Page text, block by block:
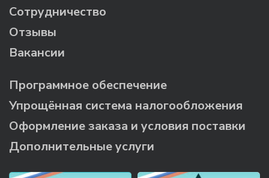
Сотрудничество
Отзывы
Вакансии
Программное обеспечение
Упрощённая система налогообложения
Оформление заказа и условия поставки
Дополнительные услуги